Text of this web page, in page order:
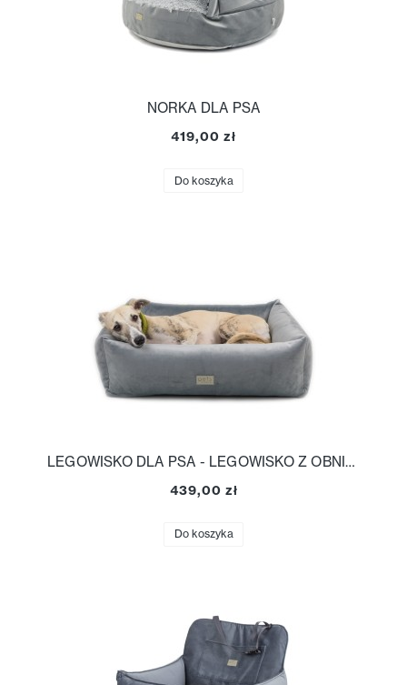
NORKA DLA PSA
419,00 zł
Do koszyka
LEGOWISKO DLA PSA - LEGOWISKO Z OBNIŻONYMI BOKAMI
439,00 zł
Do koszyka